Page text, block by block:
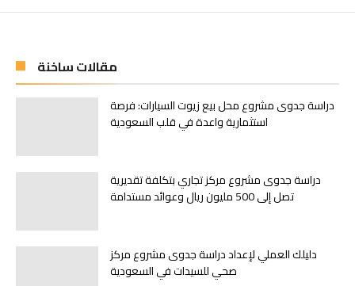
مقالات ساخنة
دراسة جدوى مشروع محل بيع زيوت السيارات: فرصة
استثمارية واعدة في قلب السعودية
دراسة جدوى مشروع مركز تجاري بتكلفة تقديرية
تصل إلى 500 مليون ريال وعوائد مستدامة
دليلك العملي لإعداد دراسة جدوى مشروع مركز
صحي للسيدات في السعودية